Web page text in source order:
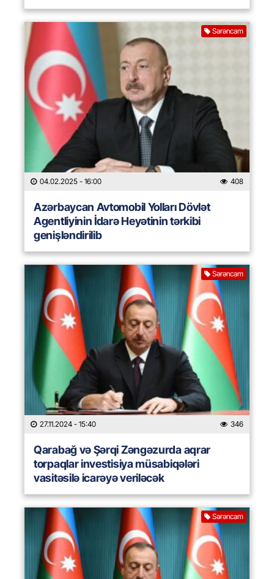
Sərəncam
04.02.2025 - 16:00 408
Azərbaycan Avtomobil Yolları Dövlət
Agentliyinin İdarə Heyətinin tərkibi
genişləndirilib
Sərəncam
27.11.2024 - 15:40 346
Qarabağ və Şərqi Zəngəzurda aqrar
torpaqlar investisiya müsabiqələri
vasitəsilə icarəyə veriləcək
Sərəncam